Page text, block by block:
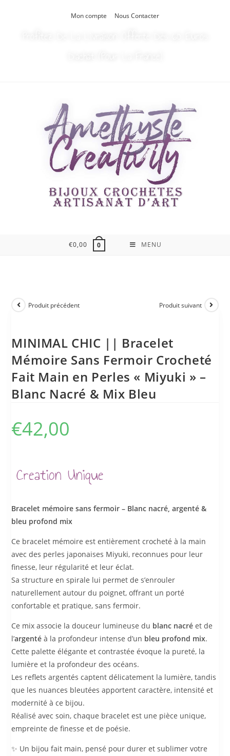
Mon compte Nous Contacter
€0,00 0 MENU
Produit précédent Produit suivant
MINIMAL CHIC || Bracelet
Mémoire Sans Fermoir Crocheté
Fait Main en Perles « Miyuki » –
Blanc Nacré & Mix Bleu
€42,00
Creation Unique
Bracelet mémoire sans fermoir – Blanc nacré, argenté &
bleu profond mix
Ce bracelet mémoire est entièrement crocheté à la main
avec des perles japonaises Miyuki, reconnues pour leur
finesse, leur régularité et leur éclat.
Sa structure en spirale lui permet de s’enrouler
naturellement autour du poignet, offrant un porté
confortable et pratique, sans fermoir.
Ce mix associe la douceur lumineuse du blanc nacré et de
l’argenté à la profondeur intense d’un bleu profond mix.
Cette palette élégante et contrastée évoque la pureté, la
lumière et la profondeur des océans.
Les reflets argentés captent délicatement la lumière, tandis
que les nuances bleutées apportent caractère, intensité et
modernité à ce bijou.
Réalisé avec soin, chaque bracelet est une pièce unique,
empreinte de finesse et de poésie.
✨ Un bijou fait main, pensé pour durer et sublimer votre